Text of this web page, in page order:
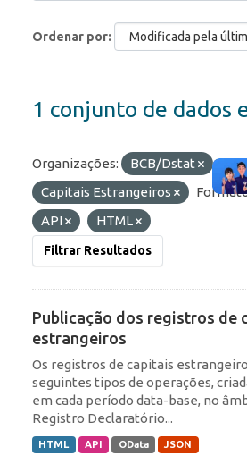
Ordenar por
1 conjunto de dados
Organizações: BCB/Dstat
Capitais Estrangeiros
API
HTML
Filtrar Resultados
Publicação dos registros de
estrangeiros
Os registros de capitais
seguintes tipos de operações,
em cada período data-base, no
Registro Declaratório...
HTML API OData JSON